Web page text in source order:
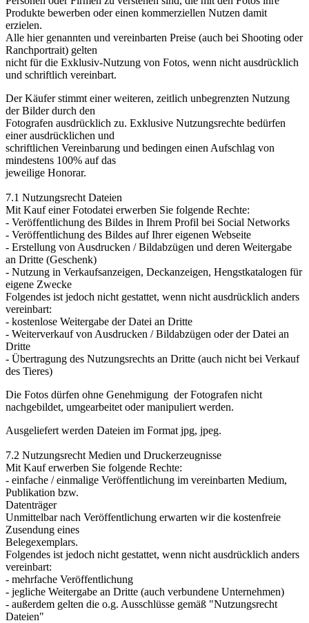
Produkte bewerben oder einen kommerziellen Nutzen damit
erzielen.
Alle hier genannten und vereinbarten Preise (auch bei Shooting oder
Ranchportrait) gelten
nicht für die Exklusiv-Nutzung von Fotos, wenn nicht ausdrücklich
und schriftlich vereinbart.
Der Käufer stimmt einer weiteren, zeitlich unbegrenzten Nutzung
der Bilder durch den
Fotografen ausdrücklich zu. Exklusive Nutzungsrechte bedürfen
einer ausdrücklichen und
schriftlichen Vereinbarung und bedingen einen Aufschlag von
mindestens 100% auf das
jeweilige Honorar.
7.1 Nutzungsrecht Dateien
Mit Kauf einer Fotodatei erwerben Sie folgende Rechte:
- Veröffentlichung des Bildes in Ihrem Profil bei Social Networks
- Veröffentlichung des Bildes auf Ihrer eigenen Webseite
- Erstellung von Ausdrucken / Bildabzügen und deren Weitergabe
an Dritte (Geschenk)
- Nutzung in Verkaufsanzeigen, Deckanzeigen, Hengstkatalogen für
eigene Zwecke
Folgendes ist jedoch nicht gestattet, wenn nicht ausdrücklich anders
vereinbart:
- kostenlose Weitergabe der Datei an Dritte
- Weiterverkauf von Ausdrucken / Bildabzügen oder der Datei an
Dritte
- Übertragung des Nutzungsrechts an Dritte (auch nicht bei Verkauf
des Tieres)
Die Fotos dürfen ohne Genehmigung der Fotografen nicht
nachgebildet, umgearbeitet oder manipuliert werden.
Ausgeliefert werden Dateien im Format jpg, jpeg.
7.2 Nutzungsrecht Medien und Druckerzeugnisse
Mit Kauf erwerben Sie folgende Rechte:
- einfache / einmalige Veröffentlichung im vereinbarten Medium,
Publikation bzw.
Datenträger
Unmittelbar nach Veröffentlichung erwarten wir die kostenfreie
Zusendung eines
Belegexemplars.
Folgendes ist jedoch nicht gestattet, wenn nicht ausdrücklich anders
vereinbart:
- mehrfache Veröffentlichung
- jegliche Weitergabe an Dritte (auch verbundene Unternehmen)
- außerdem gelten die o.g. Ausschlüsse gemäß "Nutzungsrecht
Dateien"